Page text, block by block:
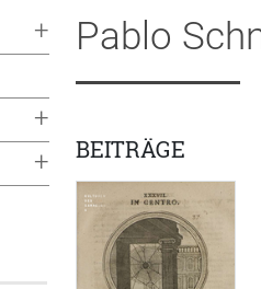
+
+
+
Pablo
BEITRÄGE